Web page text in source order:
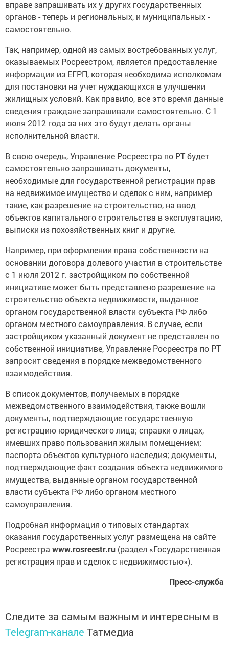
вправе запрашивать их у других государственных
органов - теперь и региональных, и муниципальных -
самостоятельно.
Так, например, одной из самых востребованных услуг,
оказываемых Росреестром, является предоставление
информации из ЕГРП, которая необходима исполкомам
для постановки на учет нуждающихся в улучшении
жилищных условий. Как правило, все это время данные
сведения граждане запрашивали самостоятельно. С 1
июля 2012 года за них это будут делать органы
исполнительной власти.
В свою очередь, Управление Росреестра по РТ будет
самостоятельно запрашивать документы,
необходимые для государственной регистрации прав
на недвижимое имущество и сделок с ним, например
такие, как разрешение на строительство, на ввод
объектов капитального строительства в эксплуатацию,
выписки из похозяйственных книг и другие.
Например, при оформлении права собственности на
основании договора долевого участия в строительстве
с 1 июля 2012 г. застройщиком по собственной
инициативе может быть представлено разрешение на
строительство объекта недвижимости, выданное
органом государственной власти субъекта РФ либо
органом местного самоуправления. В случае, если
застройщиком указанный документ не представлен по
собственной инициативе, Управление Росреестра по РТ
запросит сведения в порядке межведомственного
взаимодействия.
В список документов, получаемых в порядке
межведомственного взаимодействия, также вошли
документы, подтверждающие государственную
регистрацию юридического лица; справки о лицах,
имевших право пользования жилым помещением;
паспорта объектов культурного наследия; документы,
подтверждающие факт создания объекта недвижимого
имущества, выданные органом государственной
власти субъекта РФ либо органом местного
самоуправления.
Подробная информация о типовых стандартах
оказания государственных услуг размещена на сайте
Росреестра www.rosreestr.ru (раздел «Государственная
регистрация прав и сделок с недвижимостью»).
Пресс-служба
Следите за самым важным и интересным в
Telegram-канале Татмедиа